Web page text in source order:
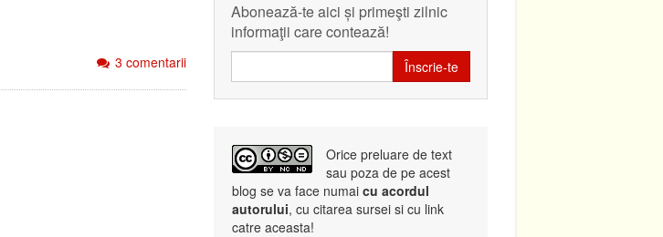
3 comentarii
Abonează-te aici și primeşti zilnic
informaţii care contează!
Înscrie-te
Orice preluare de text
sau poza de pe acest
blog se va face numai cu acordul
autorului, cu citarea sursei si cu link
catre aceasta!